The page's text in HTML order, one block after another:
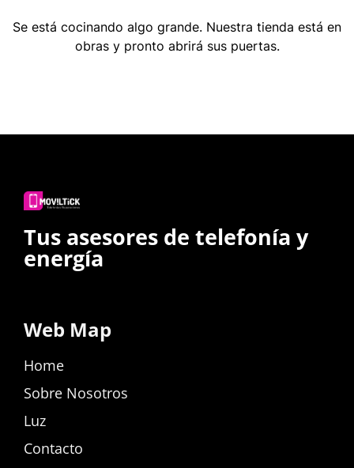
Se está cocinando algo grande. Nuestra tienda está en
obras y pronto abrirá sus puertas.
Tus asesores de telefonía y
energía
Web Map
Home
Sobre Nosotros
Luz
Contacto